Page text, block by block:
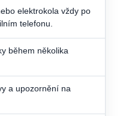
elektrokola vždy po
telefonu.
během několika
a upozornění na